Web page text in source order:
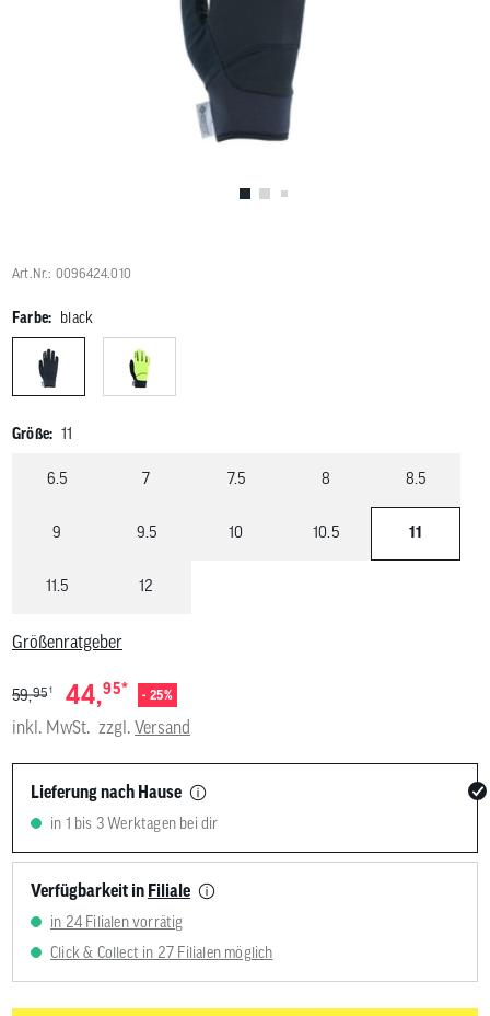
Art.Nr.: 0096424.010
Farbe: black
Größe: 11
6.5 7 7.5 8 8.5
9 9.5 10 10.5 11
11.5 12
Größenratgeber
59,95 1 44,95* - 25%
inkl. MwSt. zzgl. Versand
Lieferung nach Hause
in 1 bis 3 Werktagen bei dir
Verfügbarkeit in Filiale
in 24 Filialen vorrätig
Click & Collect in 27 Filialen möglich